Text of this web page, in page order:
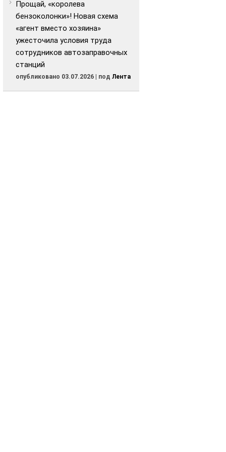
Прощай, «королева
бензоколонки»! Новая схема
«агент вместо хозяина»
ужесточила условия труда
сотрудников автозаправочных
станций
опубликовано 03.07.2026 | под Лента